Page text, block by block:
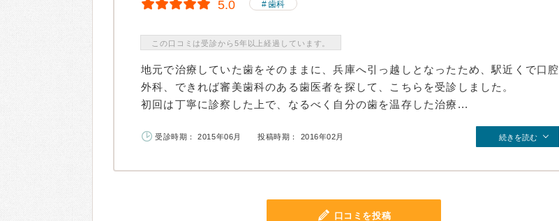
5.0 歯科
この口コミは受診から5年以上経過しています。
地元で治療していた歯をそのままに、兵庫へ引っ越しとなったため、駅近くで口腔
外科、できれば審美歯科のある歯医者を探して、こちらを受診しました。
初回は丁寧に診察した上で、なるべく自分の歯を温存した治療...
受診時期： 2015年06月 投稿時期： 2016年02月 続きを読む
口コミを投稿